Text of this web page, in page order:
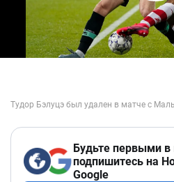
Будьте первыми в
подпишитесь на
Google